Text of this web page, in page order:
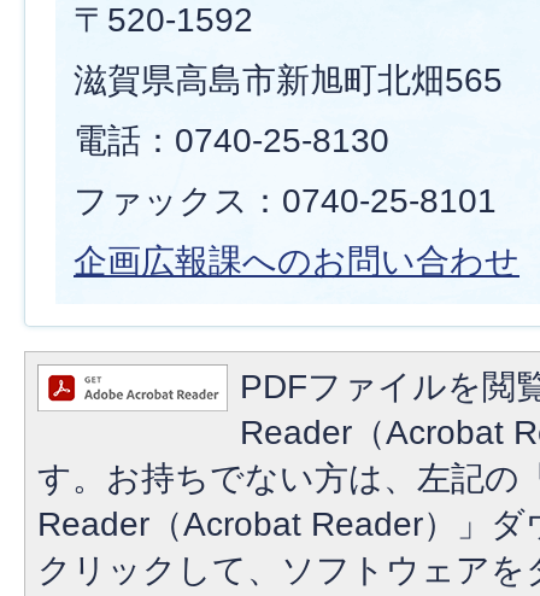
〒520-1592
滋賀県高島市新旭町北畑565
電話：0740-25-8130
ファックス：0740-25-8101
企画広報課へのお問い合わせ
PDFファイルを閲
Reader（Acrobat
す。お持ちでない方は、左記の
Reader（Acrobat Reader）」
クリックして、ソフトウェア